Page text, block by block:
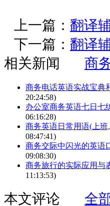
上一篇： 翻译
下一篇： 翻译
相关新闻
商
商务电话英语实战宝典
20:24:58)
办公室商务英语七日七
06:16:28)
商务英语日常用语(上班
08:47:41)
商务交际中闪光的英语
09:08:30)
商务旅行的实际应用与
11:13:53)
本文评论
全